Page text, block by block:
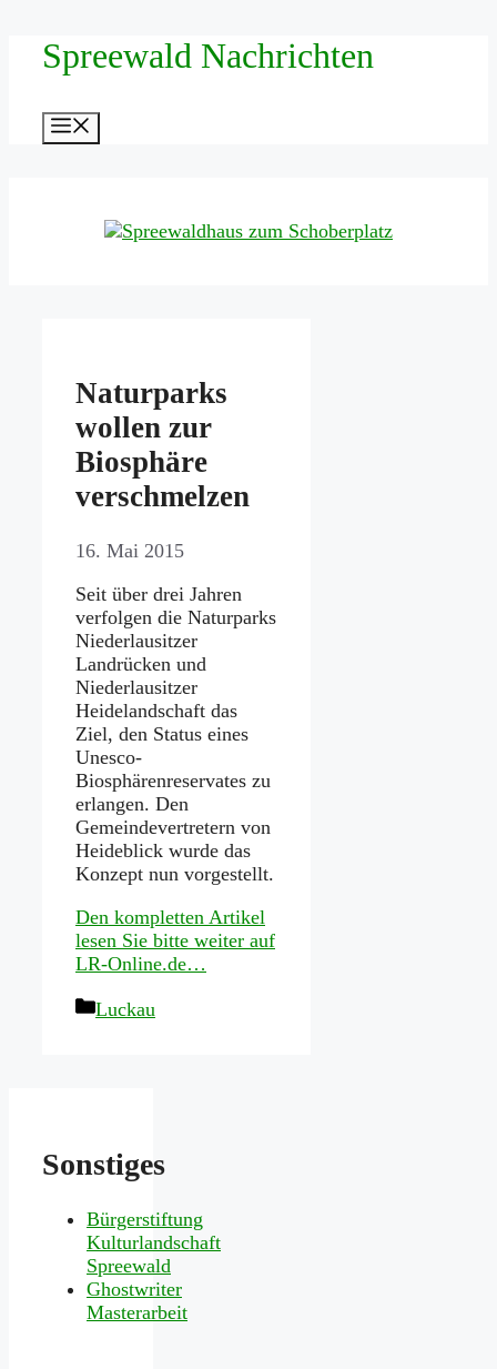
Zum
InhaltSpreewald Nachrichten
Naturparks
wollen zur
Biosphäre
verschmelzen
16. Mai 2015
Seit über drei Jahren
verfolgen die Naturparks
Niederlausitzer
Landrücken und
Niederlausitzer
Heidelandschaft das
Ziel, den Status eines
Unesco-
Biosphärenreservates zu
erlangen. Den
Gemeindevertretern von
Heideblick wurde das
Konzept nun vorgestellt.
Den kompletten Artikel
lesen Sie bitte weiter auf
LR-Online.de…
Kategorien
Luckau
Sonstiges
Bürgerstiftung
Kulturlandschaft
Spreewald
Ghostwriter
Masterarbeit